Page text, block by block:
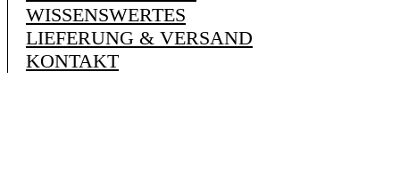
WISSENSWERTES
LIEFERUNG & VERSAND
KONTAKT